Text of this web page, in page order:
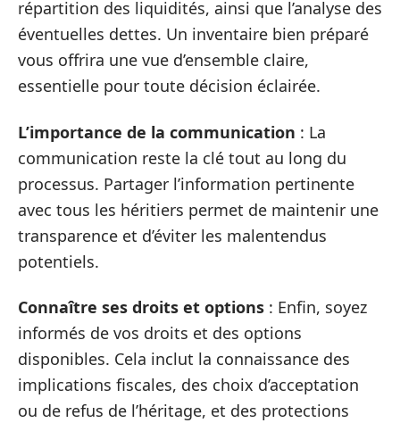
répartition des liquidités, ainsi que l’analyse des
éventuelles dettes. Un inventaire bien préparé
vous offrira une vue d’ensemble claire,
essentielle pour toute décision éclairée.
L’importance de la communication : La
communication reste la clé tout au long du
processus. Partager l’information pertinente
avec tous les héritiers permet de maintenir une
transparence et d’éviter les malentendus
potentiels.
Connaître ses droits et options : Enfin, soyez
informés de vos droits et des options
disponibles. Cela inclut la connaissance des
implications fiscales, des choix d’acceptation
ou de refus de l’héritage, et des protections